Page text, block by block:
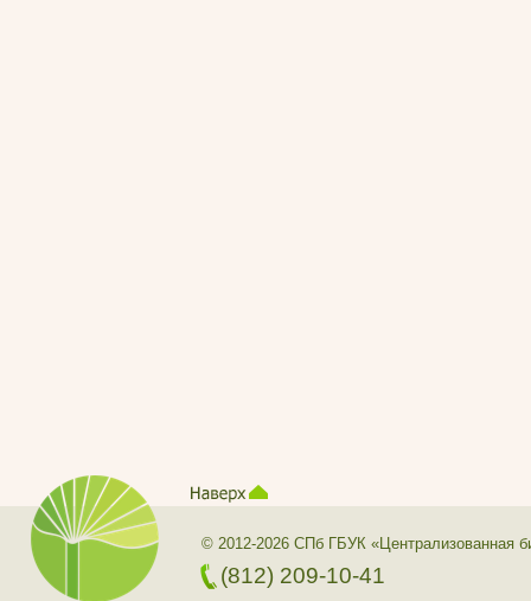
© 2012-2026 СПб ГБУК «Централизованная
(812) 209-10-41